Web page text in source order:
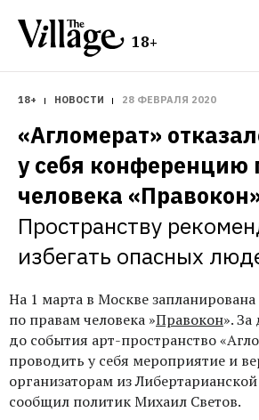
18+
18+ НОВОСТИ 28 ФЕВРАЛЯ 2020
«Агломерат»
у себя конференцию
человека
Пространству
избегать опасных
На 1 марта в Москве запланирована
по правам человека »Правокон».
до события арт-пространство
проводить у себя мероприятие и
организаторам из
сообщил политик Михаил Светов.